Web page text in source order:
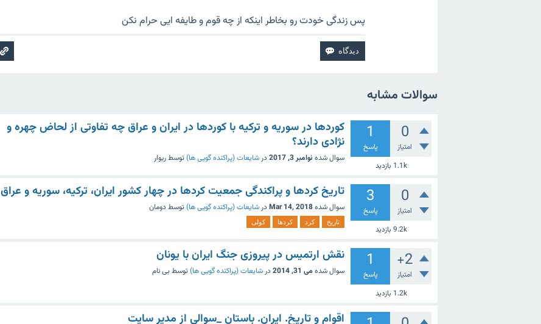
پس زندگی خودت رو بخاطر اینکه از چه قوم و طایفه ایی حرام نکن
سوالات مشابه
0
امتیاز
1
پاسخ
1.1k بازدید
کوردها در سوریه و ترکیه با کوردها در ایران و عراق چه تفاوتی از لحاض چهره و
نژادی دارند؟
سوال شده نوامبر 3, 2017 در شایعات (پراکنده گویی ها) توسطریوار
0
امتیاز
3
پاسخ
9.2k بازدید
تاریخ کردها و پراکندگی جمعیت کردها در چهار کشور ایران، ترکیه، سوریه و عراق
سوال شدهMar 14, 2018 در شایعات (پراکنده گویی ها) توسط دومان
تاریخ کرد کردها کولی
+2
امتیاز
1
پاسخ
1.2k بازدید
نقش ارتمیس در پیروزی جنگ ایران با یونان
سوال شدهمی 31, 2014 در شایعات (پراکنده گویی ها) توسط بی نام
اقوام و تاریخ. ایران. باستان _سوالی از مدیر سایت